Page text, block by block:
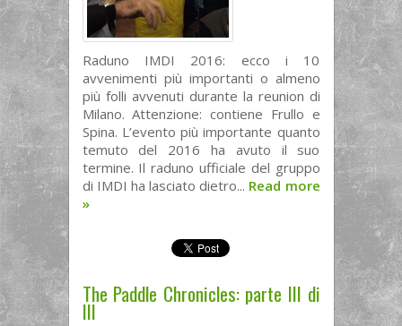
Raduno IMDI 2016: ecco i 10
avvenimenti più importanti o almeno
più folli avvenuti durante la reunion di
Milano. Attenzione: contiene Frullo e
Spina. L’evento più importante quanto
temuto del 2016 ha avuto il suo
termine. Il raduno ufficiale del gruppo
di IMDI ha lasciato dietro... Read more
»
The Paddle Chronicles: parte III di
III